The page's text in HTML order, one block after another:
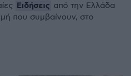
Ειδήσεις από την Ελλάδα
που συμβαίνουν, στο